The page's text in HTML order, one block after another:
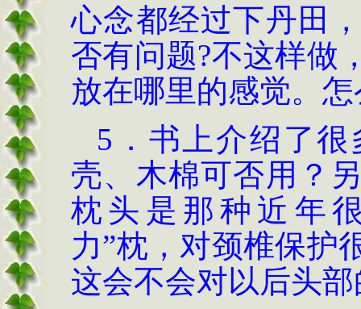
心念都经过下丹田
否有问题?不这样做
放在哪里的感觉。
5．书上介绍了
壳、木棉可否用？
枕头是那种近年
力”枕，对颈椎保护
这会不会对以后头